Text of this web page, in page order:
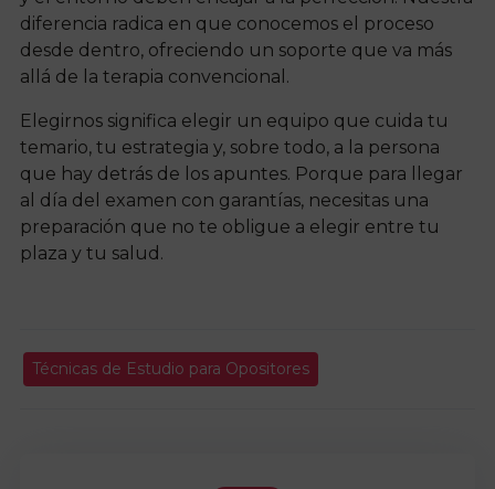
diferencia radica en que conocemos el proceso
desde dentro, ofreciendo un soporte que va más
allá de la terapia convencional.
Elegirnos significa elegir un equipo que cuida tu
temario, tu estrategia y, sobre todo, a la persona
que hay detrás de los apuntes. Porque para llegar
al día del examen con garantías, necesitas una
preparación que no te obligue a elegir entre tu
plaza y tu salud.
Técnicas de Estudio para Opositores